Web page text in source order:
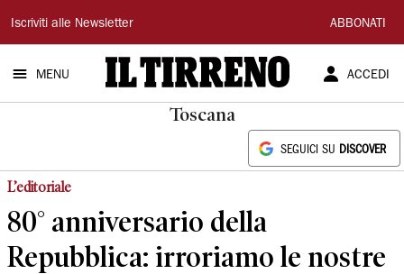
Il
Tirreno
Iscriviti alle Newsletter ABBONATI
MENU ACCEDI
Toscana
SEGUICI SU DISCOVER
L’editoriale
80° anniversario della
Repubblica: irroriamo le nostre